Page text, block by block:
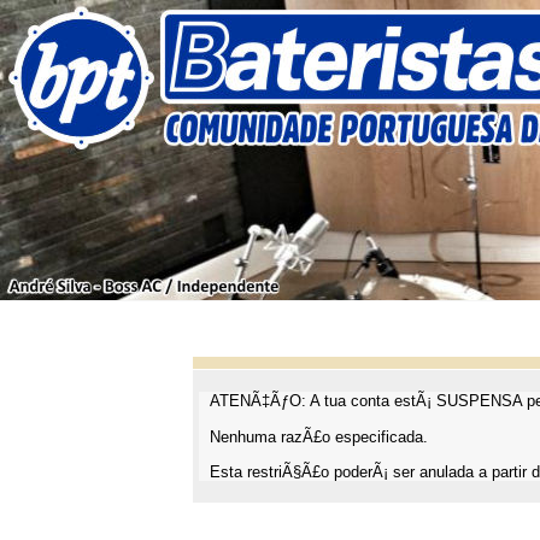
ATENÃ‡ÃƒO: A tua conta estÃ¡ SUSPENSA
Nenhuma razÃ£o especificada.
Esta restriÃ§Ã£o poderÃ¡ ser anulada a partir